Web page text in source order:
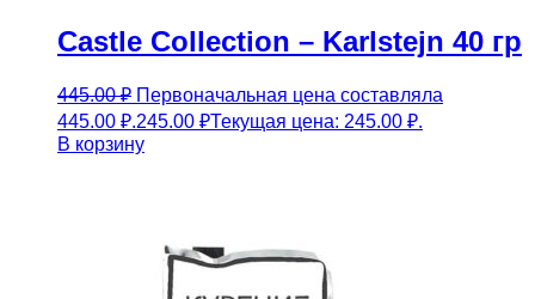
Castle Collection – Karlstejn 40 гр
445.00₽ Первоначальная цена составляла
445.00 ₽.245.00 ₽Текущая цена: 245.00 ₽.
В корзину